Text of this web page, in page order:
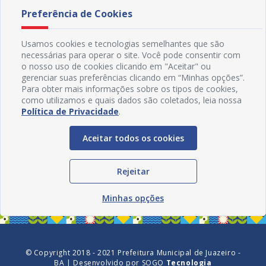
© Copyright 2018 - 2021 Prefeitura Municipal de Juazeiro -
BA | Desenvolvido por SOGO Tecnologia
Preferência de Cookies
Usamos cookies e tecnologias semelhantes que são
necessárias para operar o site. Você pode consentir com
o nosso uso de cookies clicando em "Aceitar" ou
gerenciar suas preferências clicando em “Minhas opções”.
Para obter mais informações sobre os tipos de cookies,
como utilizamos e quais dados são coletados, leia nossa
Política de Privacidade.
Aceitar todos os cookies
Rejeitar
Minhas opções